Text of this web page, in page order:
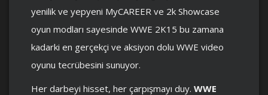
yenilik ve yepyeni MyCAREER ve 2k Showcase
oyun modları sayesinde WWE 2K15 bu zamana
kadarki en gerçekçi ve aksiyon dolu WWE video
oyunu tecrübesini sunuyor.
Her darbeyi hisset, her çarpışmayı duy. WWE